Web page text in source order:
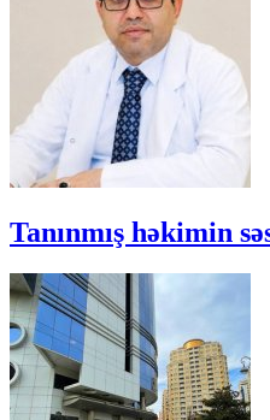
Tanınmış həkimin